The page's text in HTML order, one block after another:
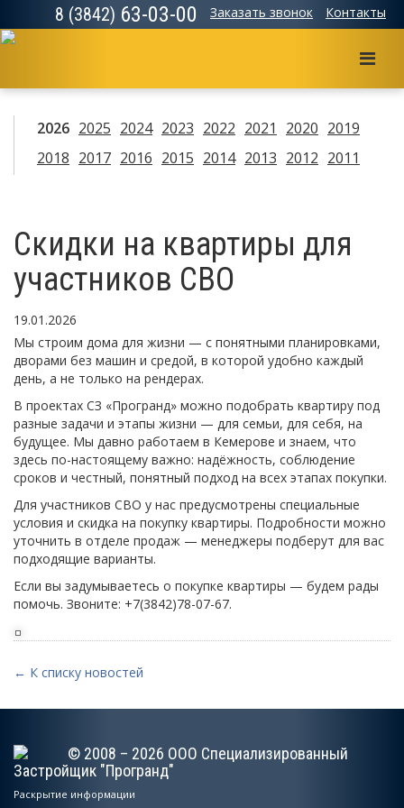
8 (3842) 63-03-00 Заказать звонок Контакты
2026 2025 2024 2023 2022 2021 2020 2019
2018 2017 2016 2015 2014 2013 2012 2011
Скидки на квартиры для
участников СВО
19.01.2026
Мы строим дома для жизни — с понятными планировками,
дворами без машин и средой, в которой удобно каждый
день, а не только на рендерах.
В проектах СЗ «Програнд» можно подобрать квартиру под
разные задачи и этапы жизни — для семьи, для себя, на
будущее. Мы давно работаем в Кемерове и знаем, что
здесь по-настоящему важно: надёжность, соблюдение
сроков и честный, понятный подход на всех этапах покупки.
Для участников СВО у нас предусмотрены специальные
условия и скидка на покупку квартиры. Подробности можно
уточнить в отделе продаж — менеджеры подберут для вас
подходящие варианты.
Если вы задумываетесь о покупке квартиры — будем рады
помочь. Звоните: +7(3842)78-07-67.
← К списку новостей
© 2008 – 2026 ООО Специализированный
Застройщик "Програнд"
Раскрытие информации